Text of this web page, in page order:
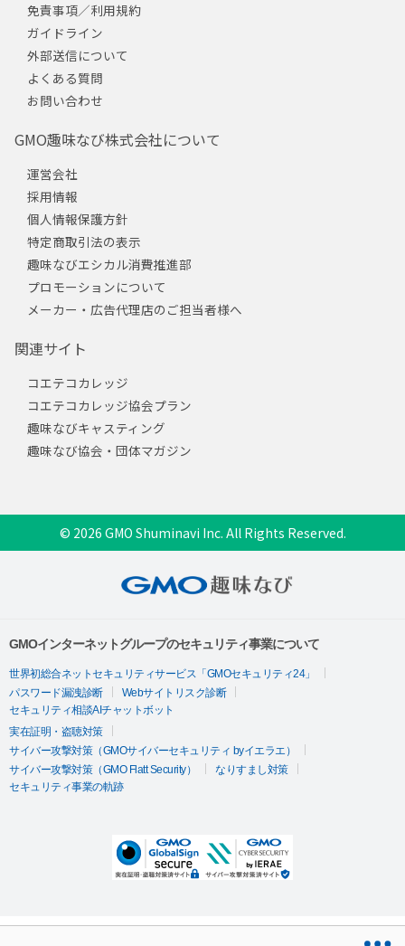
免責事項／利用規約
ガイドライン
外部送信について
よくある質問
お問い合わせ
GMO趣味なび株式会社について
運営会社
採用情報
個人情報保護方針
特定商取引法の表示
趣味なびエシカル消費推進部
プロモーションについて
メーカー・広告代理店のご担当者様へ
関連サイト
コエテコカレッジ
コエテコカレッジ協会プラン
趣味なびキャスティング
趣味なび協会・団体マガジン
© 2026 GMO Shuminavi Inc. All Rights Reserved.